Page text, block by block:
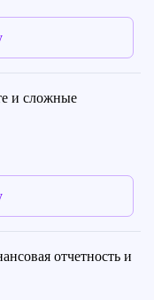
и сложные
отчетность и